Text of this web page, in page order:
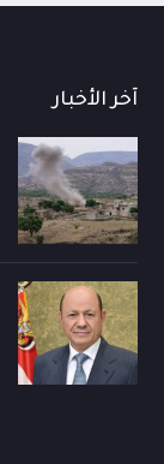
آخر الأخبار